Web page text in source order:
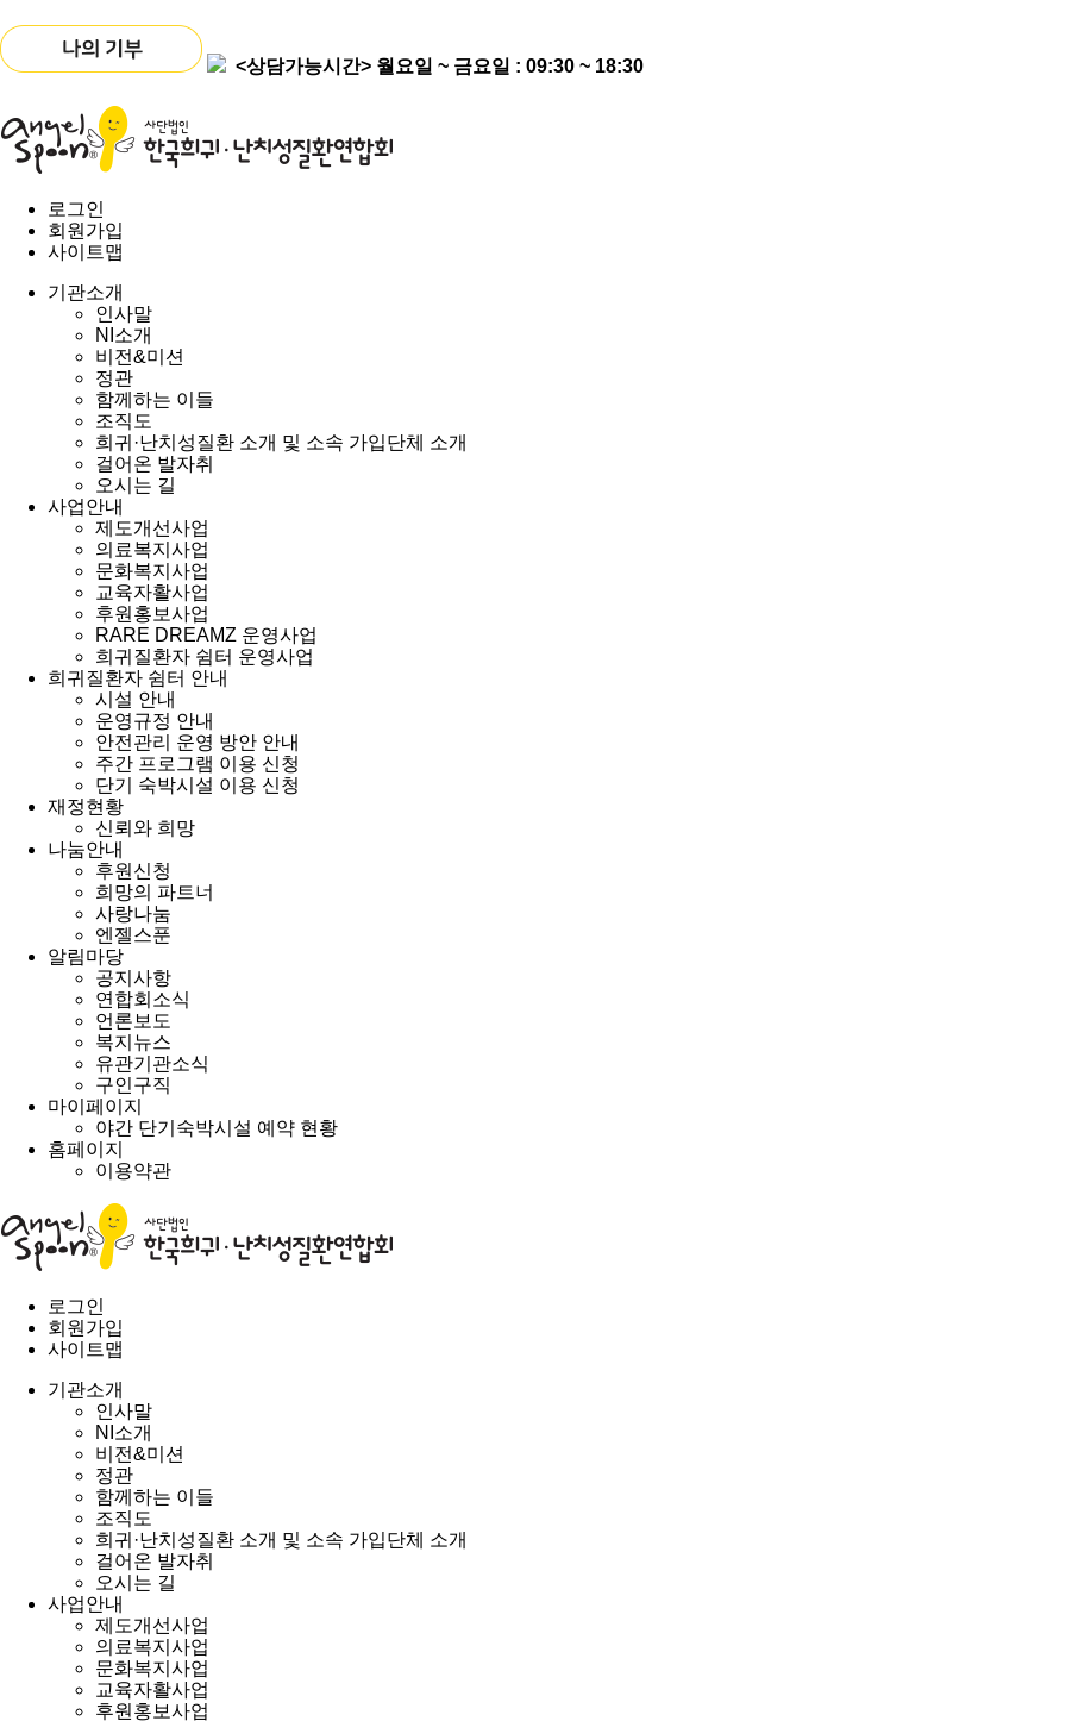
<상담가능시간> 월요일 ~ 금요일 : 09:30 ~ 18:30
로그인
회원가입
사이트맵
기관소개
인사말
NI소개
비전&미션
정관
함께하는 이들
조직도
희귀·난치성질환 소개 및 소속 가입단체 소개
걸어온 발자취
오시는 길
사업안내
제도개선사업
의료복지사업
문화복지사업
교육자활사업
후원홍보사업
RARE DREAMZ 운영사업
희귀질환자 쉼터 운영사업
희귀질환자 쉼터 안내
시설 안내
운영규정 안내
안전관리 운영 방안 안내
주간 프로그램 이용 신청
단기 숙박시설 이용 신청
재정현황
신뢰와 희망
나눔안내
후원신청
희망의 파트너
사랑나눔
엔젤스푼
알림마당
공지사항
연합회소식
언론보도
복지뉴스
유관기관소식
구인구직
마이페이지
야간 단기숙박시설 예약 현황
홈페이지
이용약관
로그인
회원가입
사이트맵
기관소개
인사말
NI소개
비전&미션
정관
함께하는 이들
조직도
희귀·난치성질환 소개 및 소속 가입단체 소개
걸어온 발자취
오시는 길
사업안내
제도개선사업
의료복지사업
문화복지사업
교육자활사업
후원홍보사업